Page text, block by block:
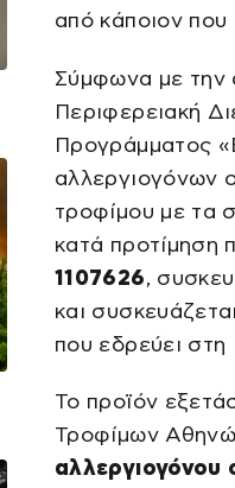
από κάποιον που
Σύμφωνα με την
Περιφερειακή
Προγράμματος
αλλεργιογόνων
τροφίμου με τα
κατά προτίμηση
1107626,
και
που εδρεύει
Το προϊόν
Τροφίμων
αλλεργιογόνου